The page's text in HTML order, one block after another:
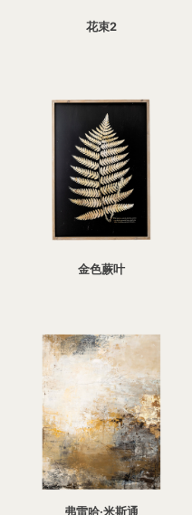
花束2
金色蕨叶
弗雷哈·米斯通